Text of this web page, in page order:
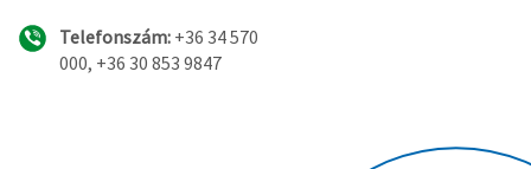
Telefonszám: +36 34 570
000, +36 30 853 9847